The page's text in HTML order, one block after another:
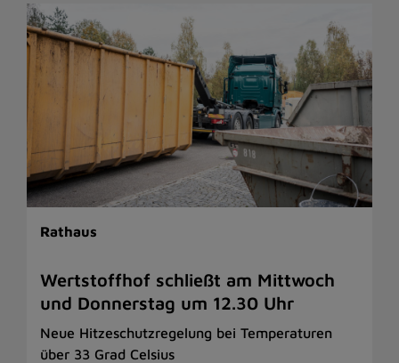
Rathaus
Wertstoffhof schließt am Mittwoch
und Donnerstag um 12.30 Uhr
Neue Hitzeschutzregelung bei Temperaturen
über 33 Grad Celsius